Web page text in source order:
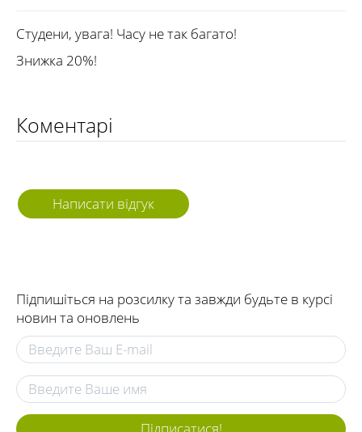
Студени, увага! Часу не так багато!
Знижка 20%!
Коментарі
Написати відгук
Підпишіться на розсилку та завжди будьте в курсі
новин та оновлень
Підписатися!